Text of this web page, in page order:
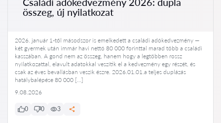
összeg, új nyilatkozat
2026. január 1-től másodszor is emelkedett a családi adókedvezmény —
két gyermek után immár havi nettó 80 000 forinttal marad több a családi
kasszában. A gond nem az összeg, hanem hogy a legtöbben rossz
nyilatkozattal, elavult adatokkal veszítik el a kedvezmény egy részét, és
csak az éves bevallásban veszik észre. 2026.01.01.a teljes duplázás
hatálybalépése 80 000 […]
9.08.2026
0 0 3